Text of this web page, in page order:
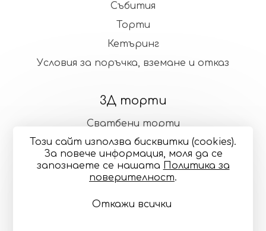
Събития
Торти
Кетъринг
Условия за поръчка, вземане и отказ
3Д торти
Сватбени торти
Стандартни торти
Онлайн разрешаване на спорове
Този сайт използва бисквитки (cookies).
За повече информация, моля да се
запознаете се нашaтa Политика за
поверителност.
Откажи всички